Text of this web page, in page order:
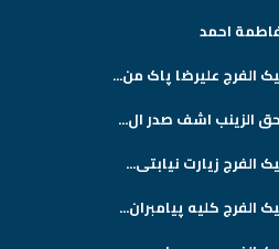
احمد
الفرج علیرضا پاک من...
الزینب اشف صدر ال...
الفرج زیارت نیابتی...
الفرج کلیه پیامبران...